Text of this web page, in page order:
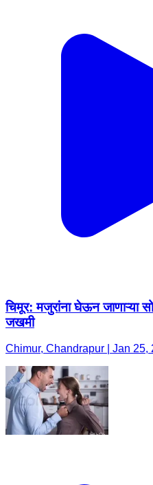
चिमूर: मजुरांना घेऊन
जखमी
Chimur, Chandrapur | Jan 25,